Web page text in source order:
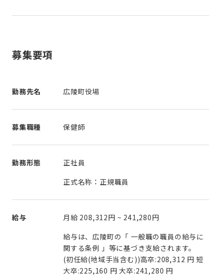
募集要項
勤務先名 広陵町役場
募集職種 保健師
勤務形態
正社員
正式名称：正規職員
給与 月給 208,312円 ~ 241,280円
給与は、広陵町の「 一般職の職員の給与に
関する条例 」等に基づき支給されます。
(初任給(地域手当含む))高卒:208,312 円 短
大卒:225,160 円 大卒:241,280 円